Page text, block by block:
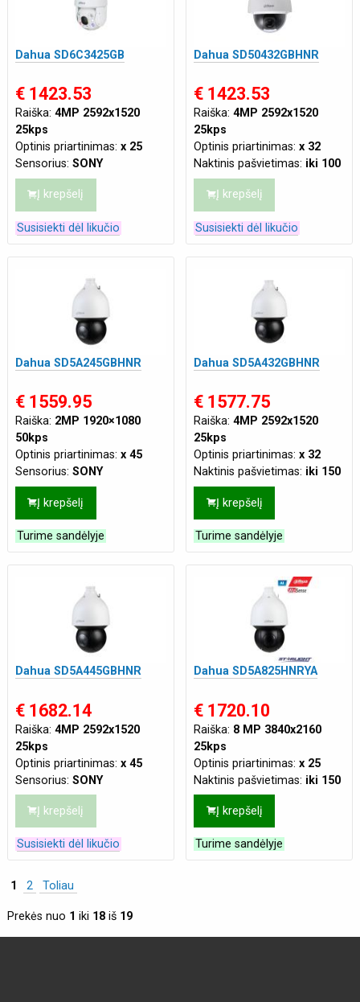
PoE+ (802.3at)
Dahua SD6C3425GB
€ 1423.53
Raiška: 4MP 2592x1520
25kps
Optinis priartinimas: x 25
Sensorius: SONY
Naktinis pašvietimas:
Tinklo jungtis:LAN
Maitinimas:PoE(802.3af 48
VDC),DC 12V 3A
Į krepšelį
Susisiekti dėl likučio
Dahua SD50432GBHNR
€ 1423.53
Raiška:4MP 2592x1520
25kps
Optinis priartinimas:x 32
Naktinis pašvietimas: iki 100
m
Maitinimas:AC 24V/2.2A
(±10%),PoE+ (802.3at)
Į krepšelį
Susisiekti dėl likučio
Dahua SD5A245GBHNR
€ 1559.95
Raiška: 2MP 1920×1080
50kps
Optinis priartinimas: x 45
Sensorius: SONY
Naktinis pašvietimas:
Tinklo jungtis:LAN
Maitinimas:PoE(802.3af 48
VDC)
Į krepšelį
Turime sandėlyje
Dahua SD5A432GBHNR
€ 1577.75
Raiška:4MP 2592x1520
25kps
Optinis priartinimas:x 32
Naktinis pašvietimas: iki 150
m
Tinklo jungtis:
Maitinimas:PoE(802.3af 48
VDC)
Į krepšelį
Turime sandėlyje
Dahua SD5A445GBHNR
€ 1682.14
Raiška: 4MP 2592x1520
25kps
Optinis priartinimas: x 45
Sensorius: SONY
Naktinis pašvietimas:
Atsparumas:Tinka lauko
sąlygoms
Maitinimas:AC 24V,PoE+
(802.3at)
Į krepšelį
Susisiekti dėl likučio
Dahua SD5A825HNRYA
€ 1720.10
Raiška: 8 MP 3840x2160
25kps
Optinis priartinimas:x 25
Naktinis pašvietimas: iki 150
m
Tinklo jungtis:
Maitinimas:AC 24V/3A
PoE+ (802.3at)
Į krepšelį
Turime sandėlyje
1 2 Toliau
Prekės nuo 1 iki 18 iš 19